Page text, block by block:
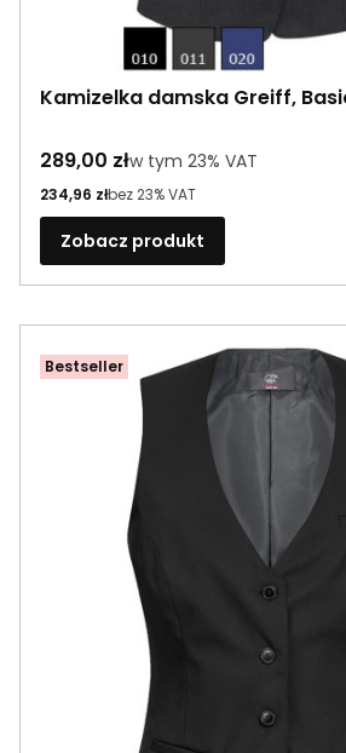
Kamizelka damska Greiff,
Cena brutto
289,00 złw tym %s VAT
w tym 23% VAT
Cena netto
234,96 złbez 23% VAT
Zobacz produkt
Bestseller